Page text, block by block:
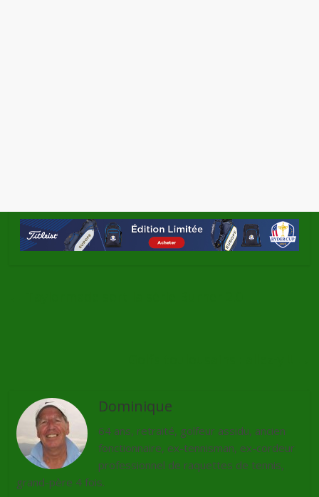
Dominique
64 ans, retraité, golfeur assidu, ancien
fonctionnaire, ex-tennisman, ex-cordeur
professionnel de raquettes de tennis,
grand-père 4 fois.